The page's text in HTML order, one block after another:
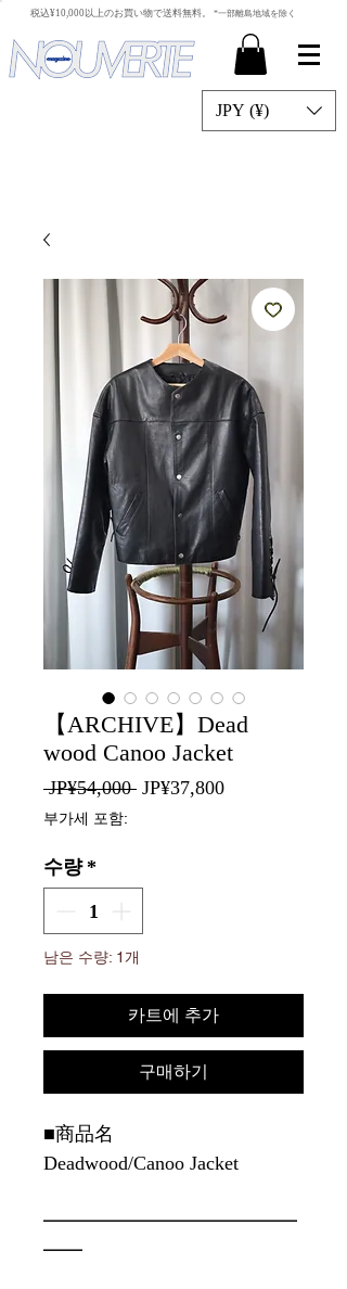
​税込¥10,000以上のお買い物で送料無料。 *一部離島地域を除く
JPY (¥)
【ARCHIVE】Dead
wood Canoo Jacket
JP¥54,000 일
JP¥37,800할
부가세 포함:
수량 *
남은 수량: 1개
카트에 추가
구매하기
■商品名
Deadwood/Canoo Jacket
━━━━━━━━━━━━━
━━